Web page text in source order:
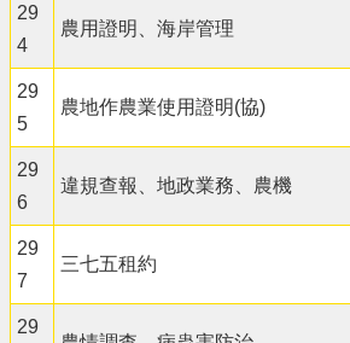
29
4
農用證明、海岸管理
29
5
農地作農業使用證明(協)
29
6
違規查報、地政業務、農機
29
7
三七五租約
29